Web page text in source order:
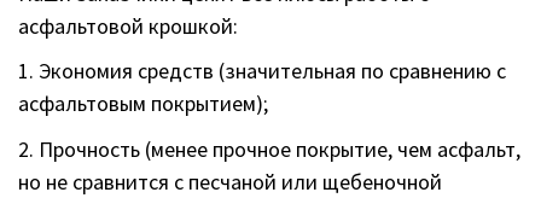
асфальтовой крошкой:
1. Экономия средств (значительная по сравнению с
асфальтовым покрытием);
2. Прочность (менее прочное покрытие, чем асфальт,
но не сравнится с песчаной или щебеночной